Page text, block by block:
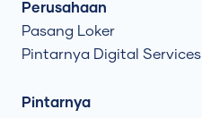
Perusahaan
Pasang Loker
Pintarnya Digital Services
Pintarnya